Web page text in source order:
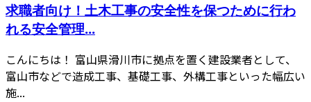
求職者向け！土木工事の安全性を保つために行わ
れる安全管理...
こんにちは！ 富山県滑川市に拠点を置く建設業者として、
富山市などで造成工事、基礎工事、外構工事といった幅広い
施...